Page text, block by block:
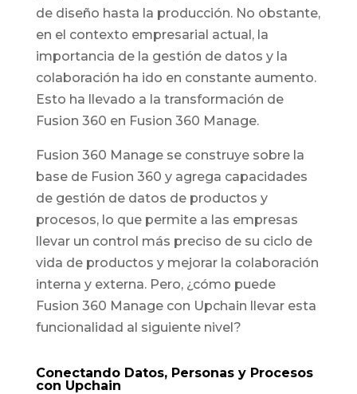
de diseño hasta la producción. No obstante,
en el contexto empresarial actual, la
importancia de la gestión de datos y la
colaboración ha ido en constante aumento.
Esto ha llevado a la transformación de
Fusion 360 en Fusion 360 Manage.
Fusion 360 Manage se construye sobre la
base de Fusion 360 y agrega capacidades
de gestión de datos de productos y
procesos, lo que permite a las empresas
llevar un control más preciso de su ciclo de
vida de productos y mejorar la colaboración
interna y externa. Pero, ¿cómo puede
Fusion 360 Manage con Upchain llevar esta
funcionalidad al siguiente nivel?
Conectando Datos, Personas y Procesos
con Upchain